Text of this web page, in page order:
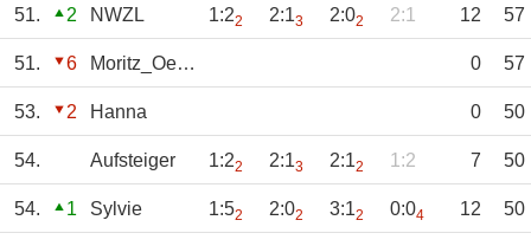
51. 2 NWZL 1:22 2:13 2:02 2:1 12 57
51. 6 Moritz_Oerding 0 57
53. 2 Hanna 0 50
54. Aufsteiger 1:22 2:13 2:12 1:2 7 50
54. 1 Sylvie 1:52 2:02 3:12 0:04 12 50